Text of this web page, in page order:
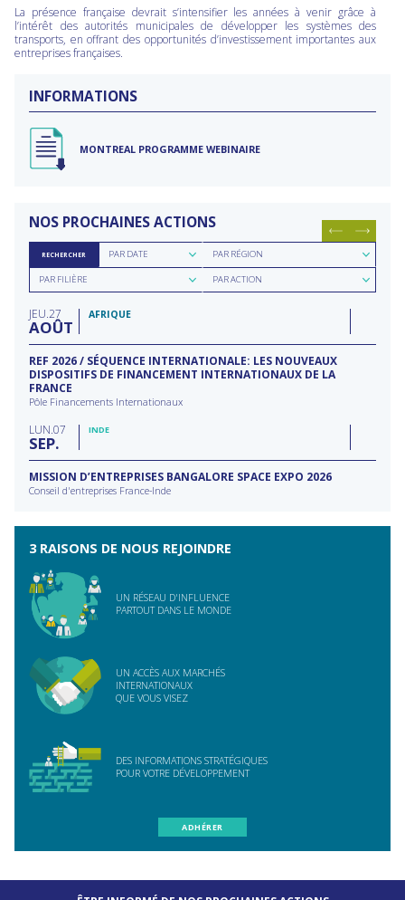
La présence française devrait s’intensifier les années à venir grâce à
l’intérêt des autorités municipales de développer les systèmes des
transports, en offrant des opportunités d’investissement importantes aux
entreprises françaises.
INFORMATIONS
MONTREAL PROGRAMME WEBINAIRE
NOS PROCHAINES ACTIONS
RECHERCHER
Rechercher
parPAR DATE
Rechercher
par
région
PAR RÉGION
Rechercher
parPAR FILIÈRE
Rechercher
parPAR ACTION
JEU 27
AOÛT
AFRIQUE
REF 2026 / SÉQUENCE INTERNATIONALE: LES NOUVEAUX
DISPOSITIFS DE FINANCEMENT INTERNATIONAUX DE LA
FRANCE
Pôle Financements Internationaux
LUN 07
SEP
INDE
MISSION D’ENTREPRISES BANGALORE SPACE EXPO 2026
Conseil d'entreprises France-Inde
3 RAISONS DE NOUS REJOINDRE
UN RÉSEAU D'INFLUENCE
PARTOUT DANS LE MONDE
UN ACCÈS AUX MARCHÉS
INTERNATIONAUX
QUE VOUS VISEZ
DES INFORMATIONS STRATÉGIQUES
POUR VOTRE DÉVELOPPEMENT
ADHÉRER